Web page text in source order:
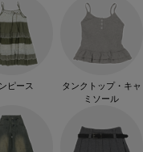
ピース
タンクトップ・キャ
ミソール